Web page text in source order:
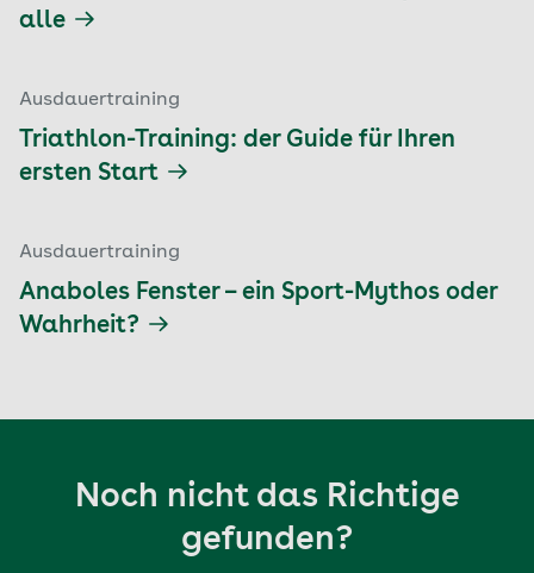
alle
Ausdauertraining
Triathlon-Training: der Guide für Ihren
ersten Start
Ausdauertraining
Anaboles Fenster – ein Sport-Mythos oder
Wahrheit?
Noch nicht das Richtige
gefunden?